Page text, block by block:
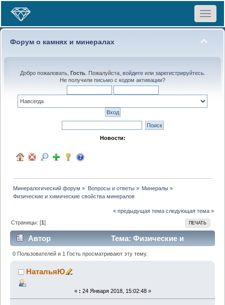
Toggle
Форум о камнях и минералах
Добро пожаловать, Гость. Пожалуйста, войдитеили зарегистрируйтесь.
Не получили письмо с кодом активации?
Новости:
Минералогический форум » Вопросы и ответы» Минералы»
Физические и химические свойства минералов
« предыдущая тема следующая тема »
ПЕЧАТЬ
Страницы: [1]
Автор
Тема: Физические и
химические свойства минералов (Прочитано 3498
раз)
0 Пользователей и 1 Гость просматривают эту тему.
НатальяЮ
« : 24 Января 2018, 15:02:48 »